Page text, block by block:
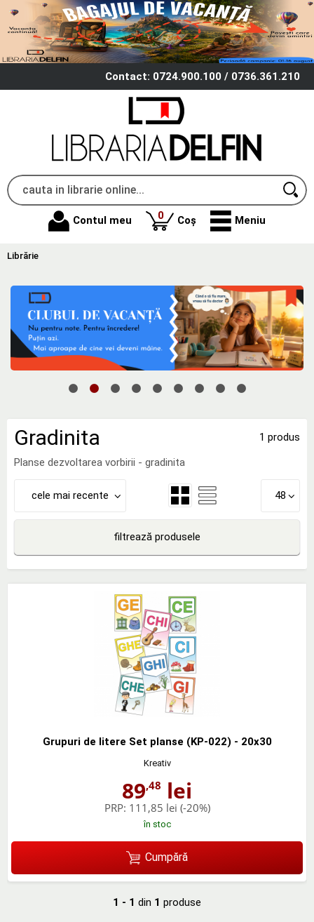
Contact: 0724.900.100 / 0736.361.210
Contul meu 0produse
Coș Meniu
Librărie
Gradinita
1 produs
Planse dezvoltarea vorbirii - gradinita
cele mai recente 48
filtrează produsele
Grupuri de litere Set planse (KP-022) - 20x30
Kreativ
89,48 lei
PRP: 111,85 lei (-20%)
în stoc
Cumpără
1 - 1 din 1 produse